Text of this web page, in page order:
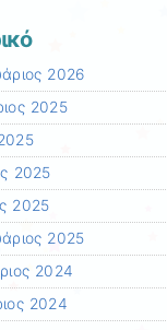
2026
2025
2025
2025
2025
2024
2024